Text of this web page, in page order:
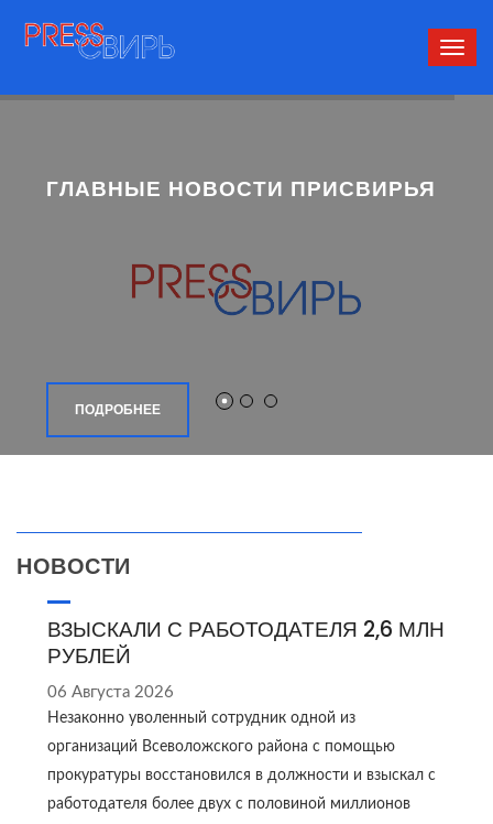
ГЛАВНЫЕ НОВОСТИ ПРИСВИРЬЯ
ПОДРОБНЕЕ
НОВОСТИ
ВЗЫСКАЛИ С РАБОТОДАТЕЛЯ 2,6 МЛН
РУБЛЕЙ
06 Августа 2026
Незаконно уволенный сотрудник одной из
организаций Всеволожского района с помощью
прокуратуры восстановился в должности и взыскал с
работодателя более двух с половиной миллионов